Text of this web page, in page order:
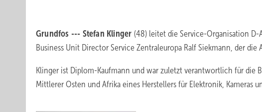
Grundfos --- Stefan Klinger (48) leitet die Service-Organisation
Business Unit Director Service Zentraleuropa Ralf Siekmann, der
Klinger ist Diplom-Kaufmann und war zuletzt verantwortlich für die
Mittlerer Osten und Afrika eines Herstellers für Elektronik, Kameras